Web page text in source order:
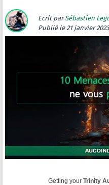
Ecrit parSébastien
Publié le 21 janvier
Getting your Trinity